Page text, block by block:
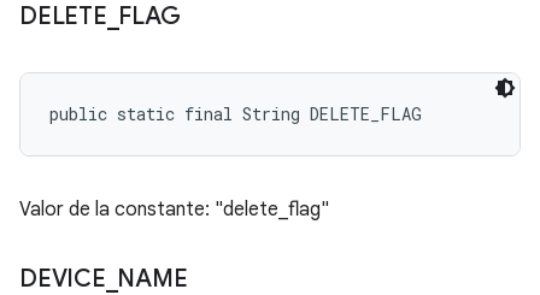
DELETE FLAG
public static final String DELETE_FLAG
Valor de la constante: "delete_flag"
DEVICE NAME